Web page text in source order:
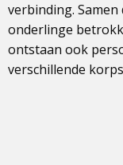
verbinding.
onderlinge
ontstaan ook
verschillende